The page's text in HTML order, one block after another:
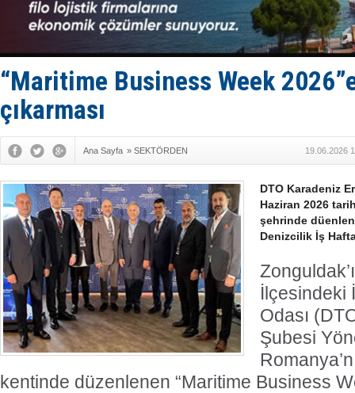
Depo ve
SES
Kargıcak
İstanbul:
“Maritime Business Week
çıkarması
Ana Sayfa » SEKTÖRDEN 19.06.2026
DTO Karadeniz
Haziran 2026
şehrinde
Denizcilik İş
İlçesindeki
Odası
Şubesi
kentinde düzenlenen “Maritime Business